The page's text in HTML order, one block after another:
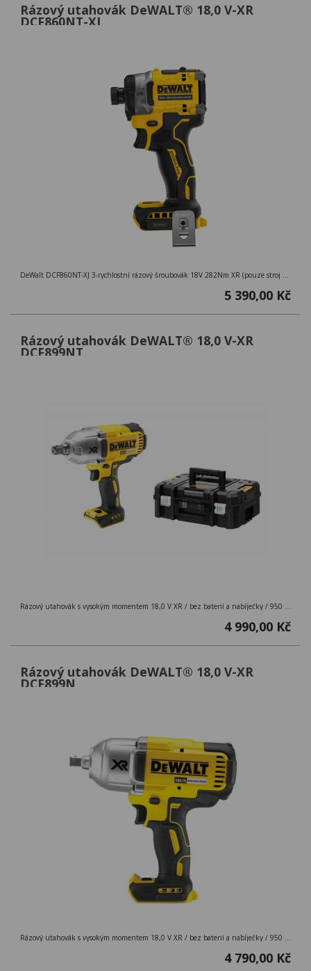
Rázový utahovák DeWALT® 18,0 V-XR
DCF860NT-XJ
DeWalt DCF860NT-XJ 3-rychlostní rázový šroubovák 18V 282Nm XR (pouze stroj s kufrem T-STAK)
5 390,00 Kč
Rázový utahovák DeWALT® 18,0 V-XR
DCF899NT
Rázový utahovák s vysokým momentem 18,0 V XR / bez baterií a nabíječky / 950 Nm / uchycení 1/2´´ / M/21/ kufr TSTAK
4 990,00 Kč
Rázový utahovák DeWALT® 18,0 V-XR
DCF899N
4 790,00 Kč